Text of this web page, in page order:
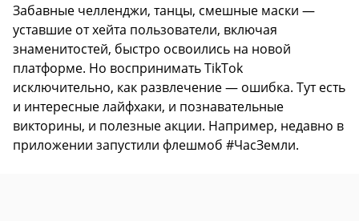
Забавные челленджи, танцы, смешные маски —
уставшие от хейта пользователи, включая
знаменитостей, быстро освоились на новой
платформе. Но воспринимать TikTok
исключительно, как развлечение — ошибка. Тут есть
и интересные лайфхаки, и познавательные
викторины, и полезные акции. Например, недавно в
приложении запустили флешмоб #ЧасЗемли.